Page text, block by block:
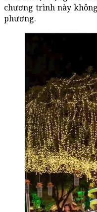
chương trình này
phương.